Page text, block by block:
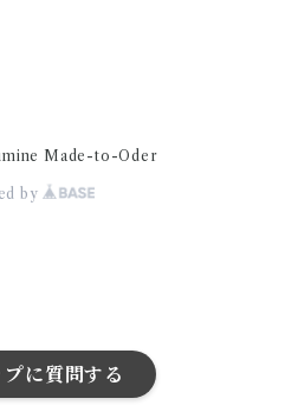
プに質問する
Made-to-Oder
by